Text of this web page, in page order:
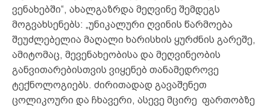
ვენახებში“, ახალგაზრდა მეღვინე შემდეგს
მოგვახსენებს: „უნიკალური ღვინის წარმოება
შეუძლებელია მაღალი ხარისხის ყურძნის გარეშე,
ამიტომაც, მევენახეობისა და მეღვინეობის
განვითარებისთვის ვიყენებ თანამედროვე
ტექნოლოგიებს. ძირითადად გავაშენეთ
ცოლიკოური და ჩხავერი, ასევე მცირე ფართობზე